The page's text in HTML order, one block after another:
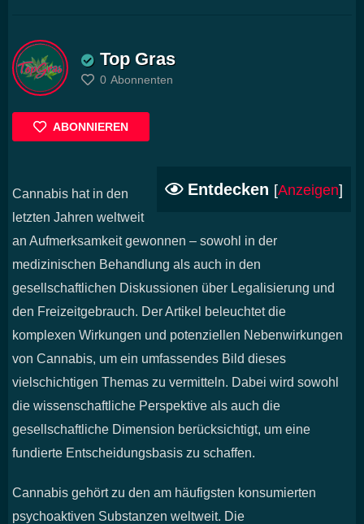
Top Gras
0 Abonnenten
ABONNIEREN
Entdecken [Anzeigen]
Cannabis hat in den
letzten Jahren weltweit
an Aufmerksamkeit gewonnen – sowohl in der
medizinischen Behandlung als auch in den
gesellschaftlichen Diskussionen über Legalisierung und
den Freizeitgebrauch. Der Artikel beleuchtet die
komplexen Wirkungen und potenziellen Nebenwirkungen
von Cannabis, um ein umfassendes Bild dieses
vielschichtigen Themas zu vermitteln. Dabei wird sowohl
die wissenschaftliche Perspektive als auch die
gesellschaftliche Dimension berücksichtigt, um eine
fundierte Entscheidungsbasis zu schaffen.
Cannabis gehört zu den am häufigsten konsumierten
psychoaktiven Substanzen weltweit. Die